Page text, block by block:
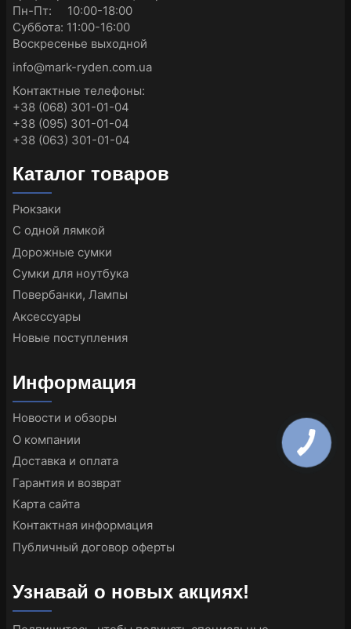
Пн-Пт: 10:00-18:00
Суббота: 11:00-16:00
Воскресенье выходной
info@mark-ryden.com.ua
Контактные телефоны:
+38 (068) 301-01-04
+38 (095) 301-01-04
+38 (063) 301-01-04
Каталог товаров
Рюкзаки
С одной лямкой
Дорожные сумки
Сумки для ноутбука
Повербанки, Лампы
Аксессуары
Новые поступления
Информация
Новости и обзоры
О компании
Доставка и оплата
Гарантия и возврат
Карта сайта
Контактная информация
Публичный договор оферты
Узнавай о новых акциях!